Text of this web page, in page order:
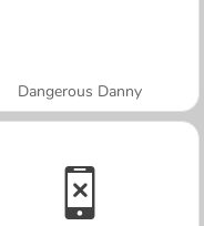
Dangerous Danny